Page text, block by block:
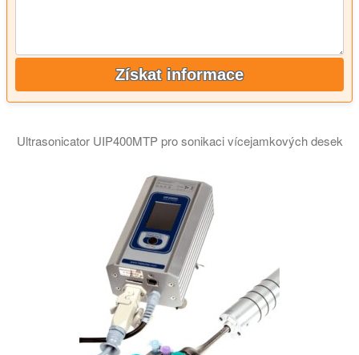
Získat informace
Ultrasonicator UIP400MTP pro sonikaci vícejamkových desek